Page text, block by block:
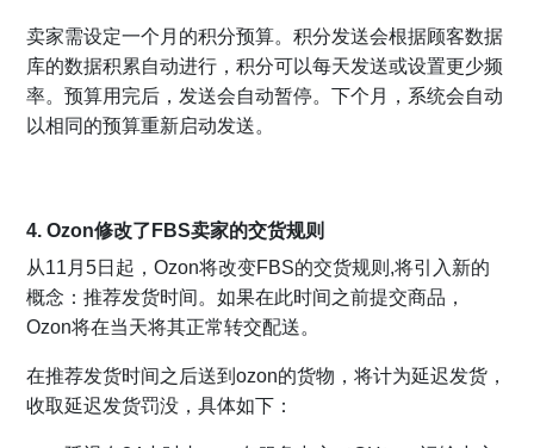
卖家需设定一个月的积分预算。积分发送会根据顾客数据
库的数据积累自动进行，积分可以每天发送或设置更少频
率。预算用完后，发送会自动暂停。下个月，系统会自动
以相同的预算重新启动发送。
4. Ozon修改了FBS卖家的交货规则
从11月5日起，Ozon将改变FBS的交货规则,将引入新的
概念：推荐发货时间。如果在此时间之前提交商品，
Ozon将在当天将其正常转交配送。
在推荐发货时间之后送到ozon的货物，将计为延迟发货，
收取延迟发货罚没，具体如下：